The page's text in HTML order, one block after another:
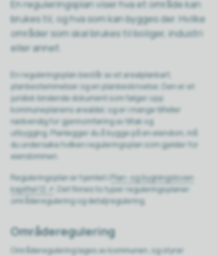
En reguleringsplan viser hva et område kan
brukes til, og hva som kan bygges der. Hvilke
områder som skal brukes til boliger, industri
eller annet.
En reguleringsplan består av et arealplankart,
planbestemmelser og en planbeskrivelse. Den er et
juridisk bindende dokument som følger opp
kommuneplanens arealdel, og er i mange tilfeller
nødvendig for gjennomføring av tiltak og
utbygging. Planlegger du å bygge på en eiendom, må
du undersøke hvilken reguleringsplan som gjelder for
eiendommen.
Reguleringsplan er hjemlet i
Plan- og bygningsloven
kapittel 12
. Det finnes to typer reguleringsplaner:
områderegulering og detaljregulering.
Områderegulering
Områderegulering lages av kommunen, og styrer